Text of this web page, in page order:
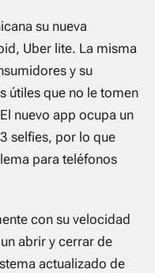
su nueva
Uber lite. La misma
y su
útiles que no le tomen
nuevo app ocupa un
selfies, por lo que
para teléfonos
con su velocidad
abrir y cerrar de
actualizado de